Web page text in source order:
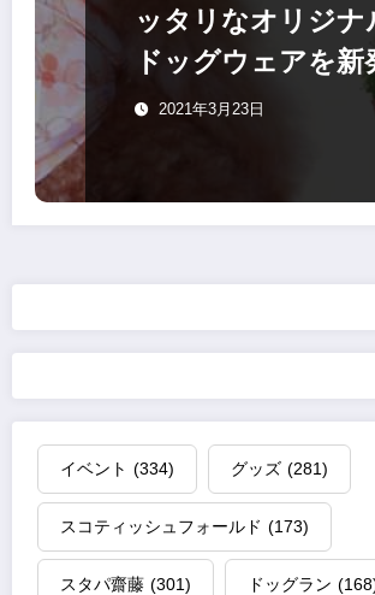
ッタリなオリジナ
ドッグウェアを新
2021年3月23日
イベント (334) グッズ (281)
スコティッシュフォールド (173)
スタパ齋藤 (301) ドッグラン